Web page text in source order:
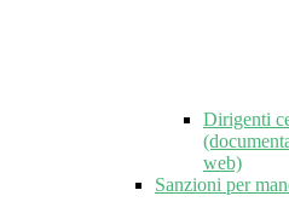
Dirigenti
web)
Sanzioni per